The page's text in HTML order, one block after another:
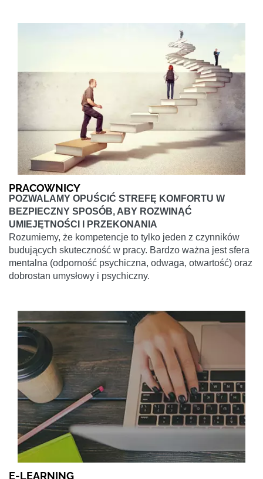
PRACOWNICY
POZWALAMY OPUŚCIĆ STREFĘ KOMFORTU W
BEZPIECZNY SPOSÓB, ABY ROZWINĄĆ
UMIEJĘTNOŚCI I PRZEKONANIA
Rozumiemy, że kompetencje to tylko jeden z czynników
budujących skuteczność w pracy. Bardzo ważna jest sfera
mentalna (odporność psychiczna, odwaga, otwartość) oraz
dobrostan umysłowy i psychiczny.
E-LEARNING